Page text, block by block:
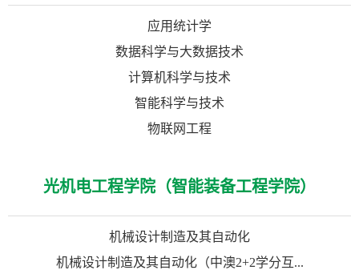
应用统计学
数据科学与大数据技术
计算机科学与技术
智能科学与技术
物联网工程
光机电工程学院（智能装备工程学院）
机械设计制造及其自动化
机械设计制造及其自动化（中澳2+2学分互...